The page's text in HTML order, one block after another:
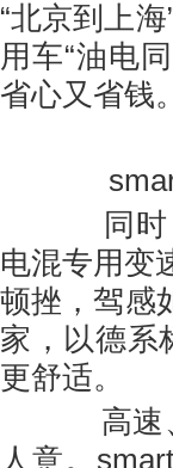
“北京到上
用车“油电
省心又省钱。
同时，
电混专用变
顿挫，驾感
家，以德系
更舒适。
高速、
人意。